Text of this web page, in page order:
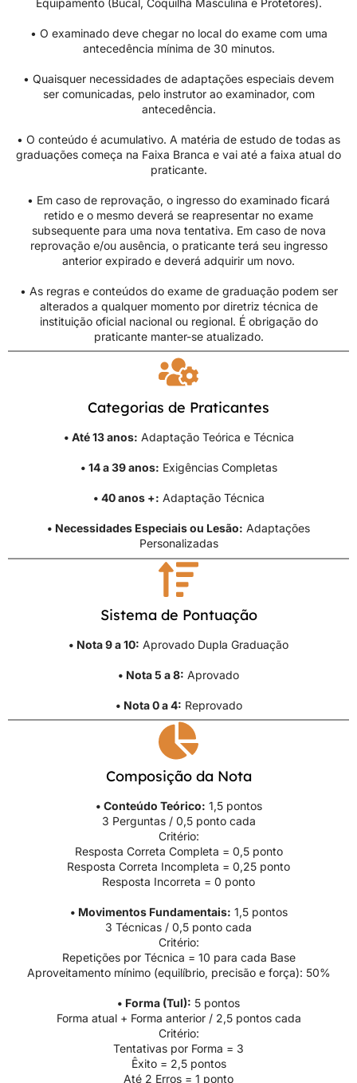
• O examinado deve chegar no local do exame com uma
antecedência mínima de 30 minutos.
• Quaisquer necessidades de adaptações especiais devem
ser comunicadas, pelo instrutor ao examinador, com
antecedência.
• O conteúdo é acumulativo. A matéria de estudo de todas as
graduações começa na Faixa Branca e vai até a faixa atual do
praticante.
• Em caso de reprovação, o ingresso do examinado ficará
retido e o mesmo deverá se reapresentar no exame
subsequente para uma nova tentativa. Em caso de nova
reprovação e/ou ausência, o praticante terá seu ingresso
anterior expirado e deverá adquirir um novo.
• As regras e conteúdos do exame de graduação podem ser
alterados a qualquer momento por diretriz técnica de
instituição oficial nacional ou regional. É obrigação do
praticante manter-se atualizado.
Categorias de Praticantes
• Até 13 anos: Adaptação Teórica e Técnica
• 14 a 39 anos: Exigências Completas
• 40 anos +: Adaptação Técnica
• Necessidades Especiais ou Lesão: Adaptações
Personalizadas
Sistema de Pontuação
• Nota 9 a 10: Aprovado Dupla Graduação
• Nota 5 a 8: Aprovado
• Nota 0 a 4: Reprovado
Composição da Nota
• Conteúdo Teórico: 1,5 pontos
3 Perguntas / 0,5 ponto cada
Critério:
Resposta Correta Completa = 0,5 ponto
Resposta Correta Incompleta = 0,25 ponto
Resposta Incorreta = 0 ponto
• Movimentos Fundamentais: 1,5 pontos
3 Técnicas / 0,5 ponto cada
Critério:
Repetições por Técnica = 10 para cada Base
Aproveitamento mínimo (equilíbrio, precisão e força): 50%
• Forma (Tul): 5 pontos
Forma atual + Forma anterior / 2,5 pontos cada
Critério:
Tentativas por Forma = 3
Êxito = 2,5 pontos
Até 2 Erros = 1 ponto